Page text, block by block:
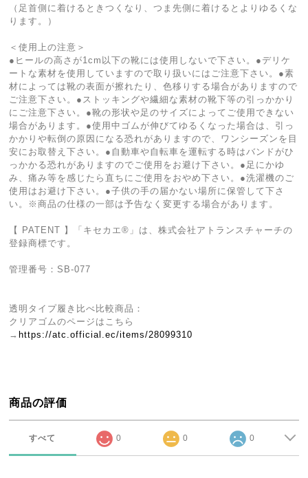
（足首側に着けるときつくなり、つま先側に着けるとよりゆるくな
ります。）
＜使用上の注意＞
●ヒールの高さが1cm以下の靴には使用しないで下さい。●デリケ
ートな素材を使用していますので取り扱いにはご注意下さい。●素
材によっては靴の表面が擦れたり、色移りする場合がありますので
ご注意下さい。●ストッキングや繊細な素材の靴下等の引っかかり
にご注意下さい。●靴の形状や足のサイズによってご使用できない
場合があります。●使用中ゴムが伸びてゆるくなった場合は、引っ
かかりや転倒の原因になる恐れがありますので、ワンシーズンを目
安にお取替え下さい。●自動車や自転車を運転する時はバンドがひ
っかかる恐れがありますのでご使用をお避け下さい。●足にかゆ
み、痛み等を感じたら直ちにご使用をおやめ下さい。●洗濯機のご
使用はお避け下さい。●子供の手の届かない場所に保管して下さ
い。※商品の仕様の一部は予告なく変更する場合があります。
【 PATENT 】「キセカエ®︎」は、株式会社アトランスチャーチの
登録商標です。
管理番号：SB-077
透明タイプ履き比べ比較商品：
クリアゴムのページはこちら
→ https://atc.official.ec/items/28099310
商品の評価
すべて 0 0 0